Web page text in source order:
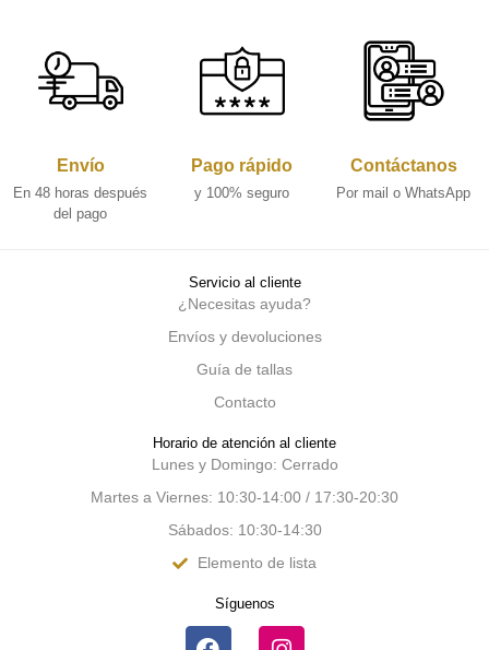
Envío
En 48 horas después
del pago
Pago rápido
y 100% seguro
Contáctanos
Por mail o WhatsApp
Servicio al cliente
¿Necesitas ayuda?
Envíos y devoluciones
Guía de tallas
Contacto
Horario de atención al cliente
Lunes y Domingo: Cerrado
Martes a Viernes: 10:30-14:00 / 17:30-20:30
Sábados: 10:30-14:30
Elemento de lista
Síguenos